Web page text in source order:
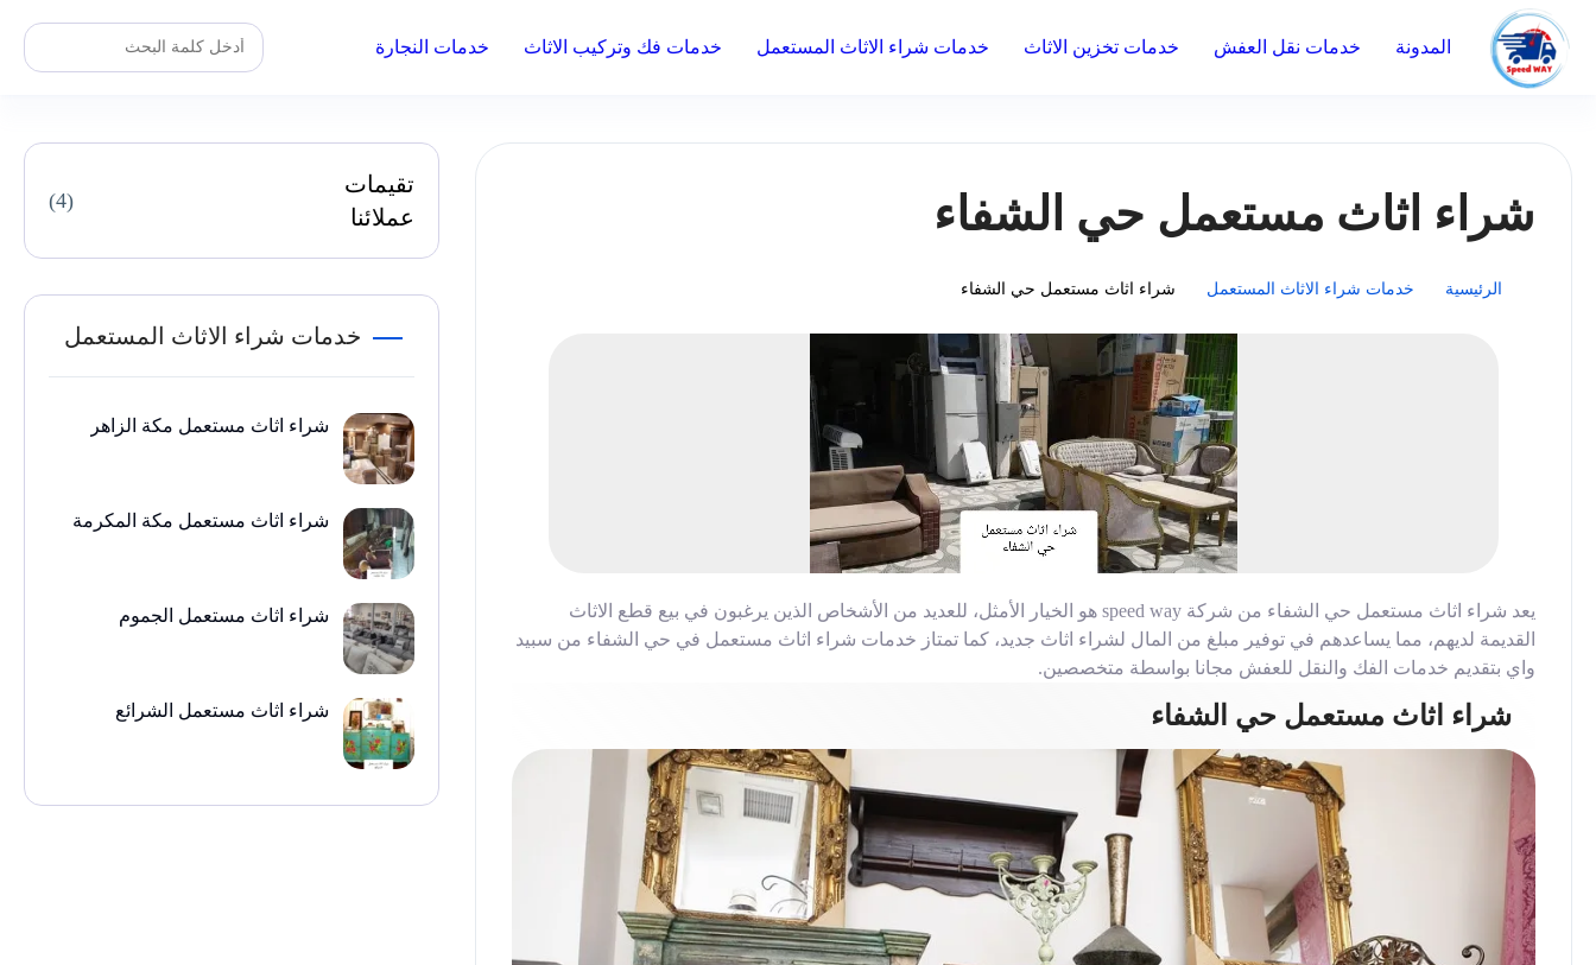
المدونة خدمات نقل العفش خدمات تخزين الاثاث خدمات شراء الاثاث المستعمل خدمات فك وتركيب الاثاث خدمات النجارة
شراء اثاث مستعمل حي الشفاء
الرئيسية خدمات شراء الاثاث المستعمل شراء اثاث مستعمل حي الشفاء
يعد شراء اثاث مستعمل حي الشفاء من شركة speed way هو الخيار الأمثل، للعديد من الأشخاص الذين يرغبون في بيع قطع الاثاث
القديمة لديهم، مما يساعدهم في توفير مبلغ من المال لشراء اثاث جديد، كما تمتاز خدمات شراء اثاث مستعمل في حي الشفاء من سبيد
واي بتقديم خدمات الفك والنقل للعفش مجانا بواسطة متخصصين.
شراء اثاث مستعمل حي الشفاء
تقيمات
عملائنا
(4)
خدمات شراء الاثاث المستعمل
شراء اثاث مستعمل مكة الزاهر
شراء اثاث مستعمل مكة المكرمة
شراء اثاث مستعمل الجموم
شراء اثاث مستعمل الشرائع